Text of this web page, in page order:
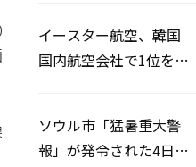
イースター航空、韓国
国内航空会社で1位を記
ソウル市「猛暑重大警
報」が発令された4日、